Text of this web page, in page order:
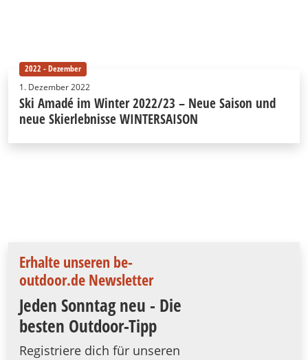
2022 - Dezember
1. Dezember 2022
Ski Amadé im Winter 2022/23 – Neue Saison und
neue Skierlebnisse WINTERSAISON
Erhalte unseren be-
outdoor.de Newsletter
Jeden Sonntag neu - Die
besten Outdoor-Tipp
Registriere dich für unseren